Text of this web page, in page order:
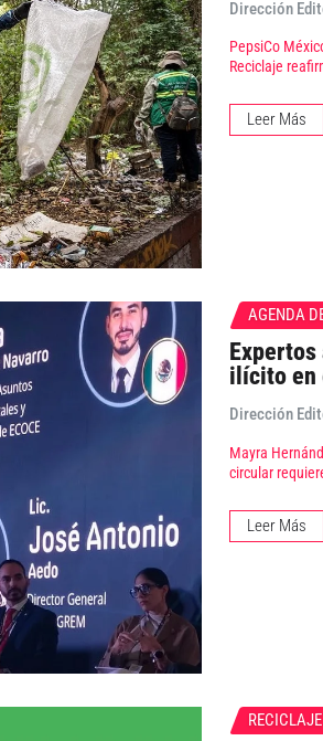
Dirección
PepsiCo
Reciclaje
Leer Más
AGENDA
ilícito en
Dirección
Mayra
circular
Leer Más